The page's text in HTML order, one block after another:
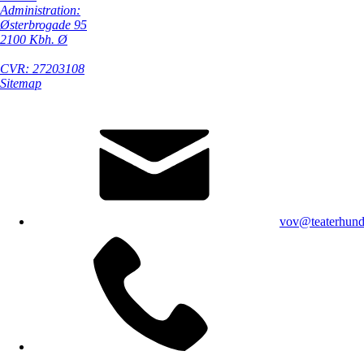
Administration:
Østerbrogade 95
2100 Kbh. Ø
CVR: 27203108
Sitemap